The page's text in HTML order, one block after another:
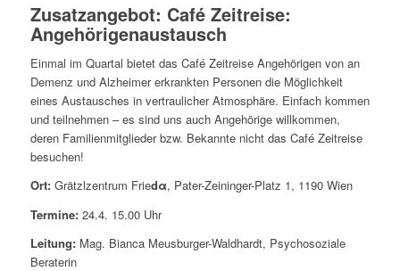
Zusatzangebot: Café Zeitreise:
Angehörigenaustausch
Einmal im Quartal bietet das Café Zeitreise Angehörigen von an
Demenz und Alzheimer erkrankten Personen die Möglichkeit
eines Austausches in vertraulicher Atmosphäre. Einfach kommen
und teilnehmen – es sind uns auch Angehörige willkommen,
deren Familienmitglieder bzw. Bekannte nicht das Café Zeitreise
besuchen!
Ort:Grätzlzentrum Friedα, Pater-Zeininger-Platz 1, 1190 Wien
Termine:24.4. 15.00 Uhr
Leitung:Mag. Bianca Meusburger-Waldhardt, Psychosoziale
Beraterin